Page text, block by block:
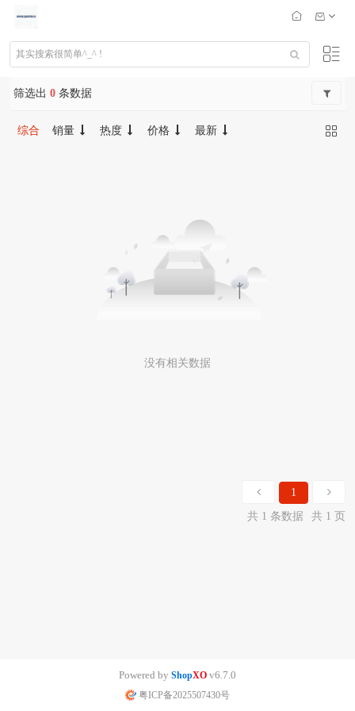
筛选出 0 条数据
综合 销量 热度 价格 最新
没有相关数据
1
共 1 条数据
共 1 页
Powered by ShopXO v6.7.0
粤ICP备2025507430号